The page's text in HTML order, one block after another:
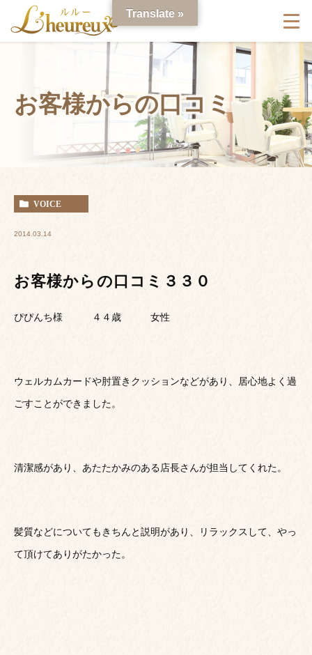
お客様からの口コミ
VOICE
2014.03.14
お客様からの口コミ３３０
ぴぴんち様 ４４歳 女性
ウェルカムカードや肘置きクッションなどがあり、居心地よく過
ごすことができました。
清潔感があり、あたたかみのある店長さんが担当してくれた。
髪質などについてもきちんと説明があり、リラックスして、やっ
て頂けてありがたかった。
Translate »